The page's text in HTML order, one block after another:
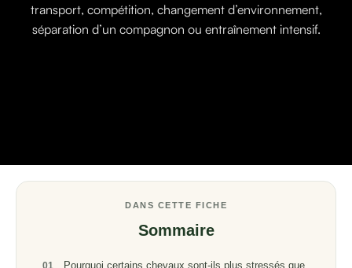
transport, compétition, changement d’environnement,
séparation d’un compagnon ou entraînement intensif.
DANS CETTE FICHE
Sommaire
01
Pourquoi certains chevaux sont-ils plus stressés que